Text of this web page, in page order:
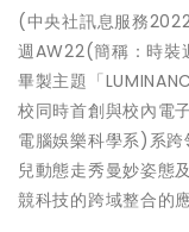
(中央社訊息服務
週AW22(簡稱：時裝
畢製主題「
校同時首創與校內電
電腦娛樂科學系)系
兒動態走秀曼妙姿態
競科技的跨域整合的